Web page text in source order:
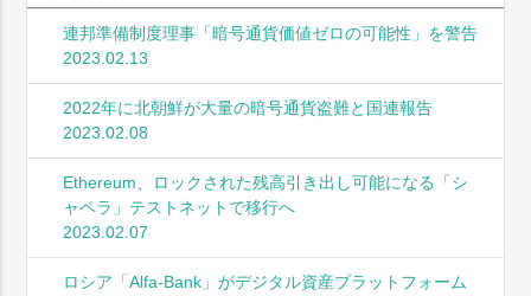
連邦準備制度理事「暗号通貨価値ゼロの可能性」を警告
2023.02.13
2022年に北朝鮮が大量の暗号通貨盗難と国連報告
2023.02.08
Ethereum、ロックされた残高引き出し可能になる「シ
ャペラ」テストネットで移行へ
2023.02.07
ロシア「Alfa-Bank」がデジタル資産プラットフォーム